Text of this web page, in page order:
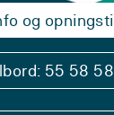
og
55 58